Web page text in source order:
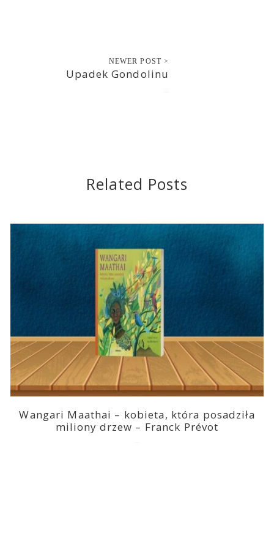
NEWER POST >
Upadek Gondolinu
Related Posts
Wangari Maathai – kobieta, która posadziła
miliony drzew – Franck Prévot